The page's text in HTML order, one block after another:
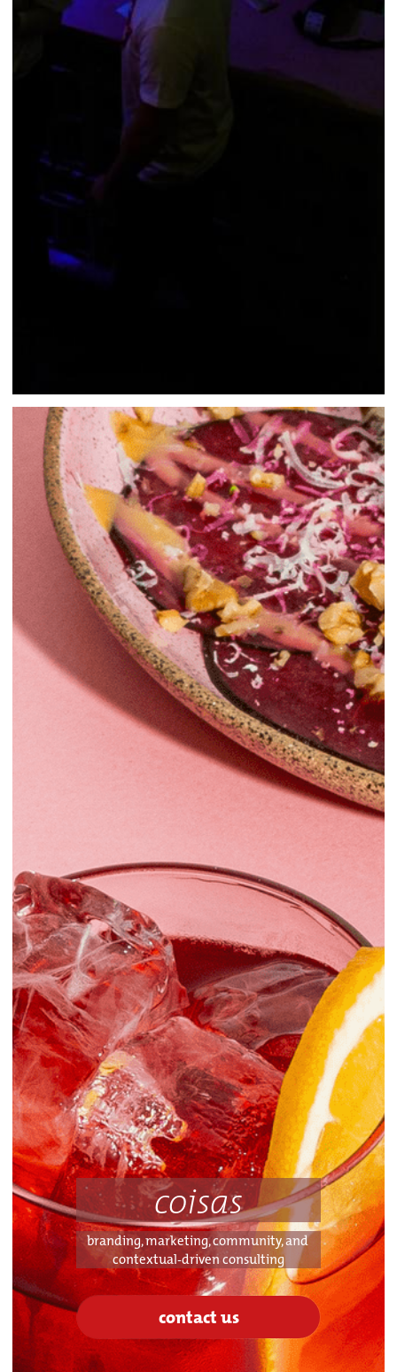
coisas
branding, marketing, community, and
contextual-driven consulting
contact us